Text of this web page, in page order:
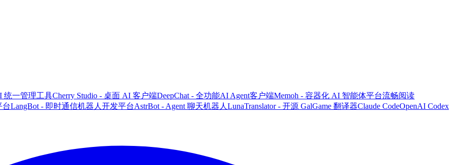
统一管理工具Cherry Studio - 桌面 AI 客户端DeepChat - 全功能AI Agent客户端Memoh - 容器化 AI 智能体平台流畅阅读
台LangBot - 即时通信机器人开发平台AstrBot - Agent 聊天机器人 LunaTranslator - 开源 GalGame 翻译器Claude CodeOpenAI Codex